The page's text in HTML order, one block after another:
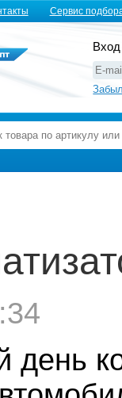
Сервис
день